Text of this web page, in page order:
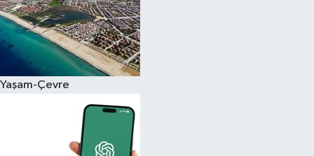
Yaşam-Çevre